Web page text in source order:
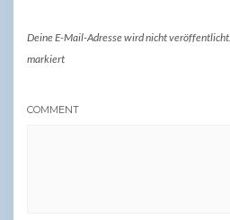
Deine E-Mail-Adresse wird nicht veröffentlicht.
markiert
COMMENT